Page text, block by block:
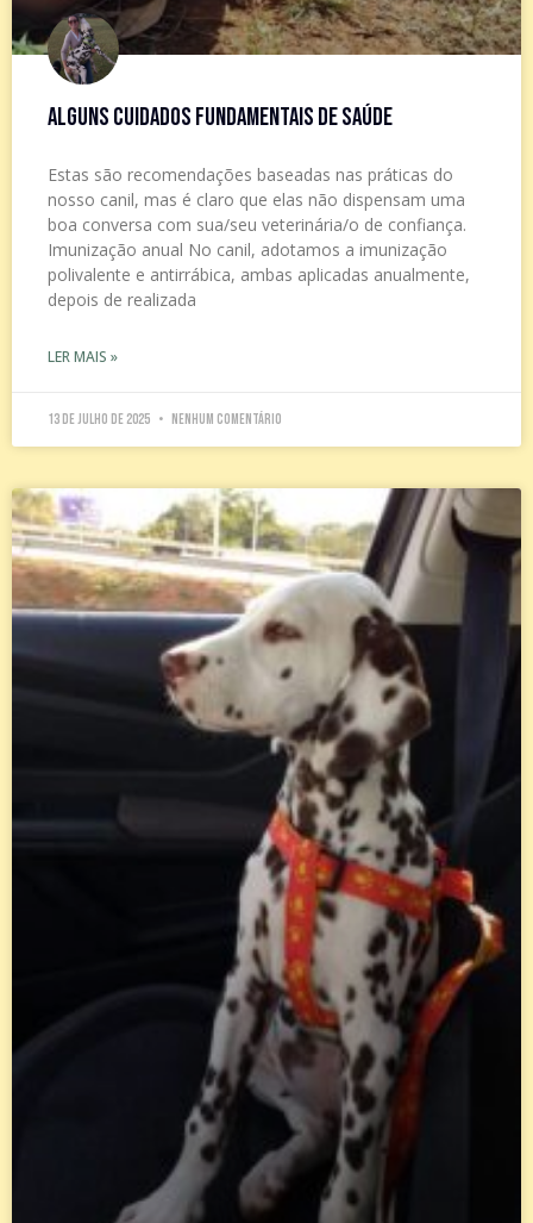
Alguns cuidados fundamentais de saúde
Estas são recomendações baseadas nas práticas do
nosso canil, mas é claro que elas não dispensam uma
boa conversa com sua/seu veterinária/o de confiança.
Imunização anual No canil, adotamos a imunização
polivalente e antirrábica, ambas aplicadas anualmente,
depois de realizada
LER MAIS »
13 de julho de 2025 Nenhum comentário